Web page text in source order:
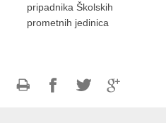
pripadnika Školskih
prometnih jedinica